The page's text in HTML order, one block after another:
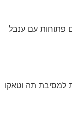
00:00 - 00:35 בדלתיים פתוחות עם ענבל